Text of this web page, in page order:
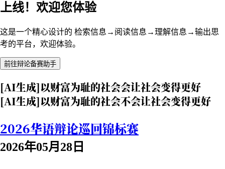
上线！欢迎您体验
这是一个精心设计的 检索信息→阅读信息→理解信息→输出思
考的平台，欢迎体验。
前往辩论备赛助手
[AI生成]以财富为耻的社会会让社会变得更好
[AI生成]以财富为耻的社会不会让社会变得更好
2026华语辩论巡回锦标赛
2026年05月28日